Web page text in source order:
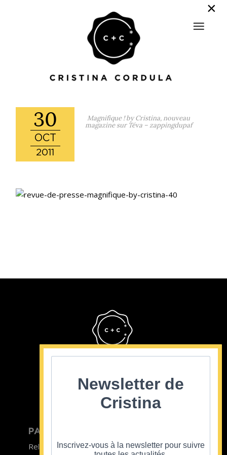
30
OCT
2011
Magnifique ! by Cristina, nouveau
magazine sur Téva – zappingdupaf
PARTICULIER
Relooking homme
Team Building
Newsletter de
Cristina
Inscrivez-vous à la newsletter pour suivre